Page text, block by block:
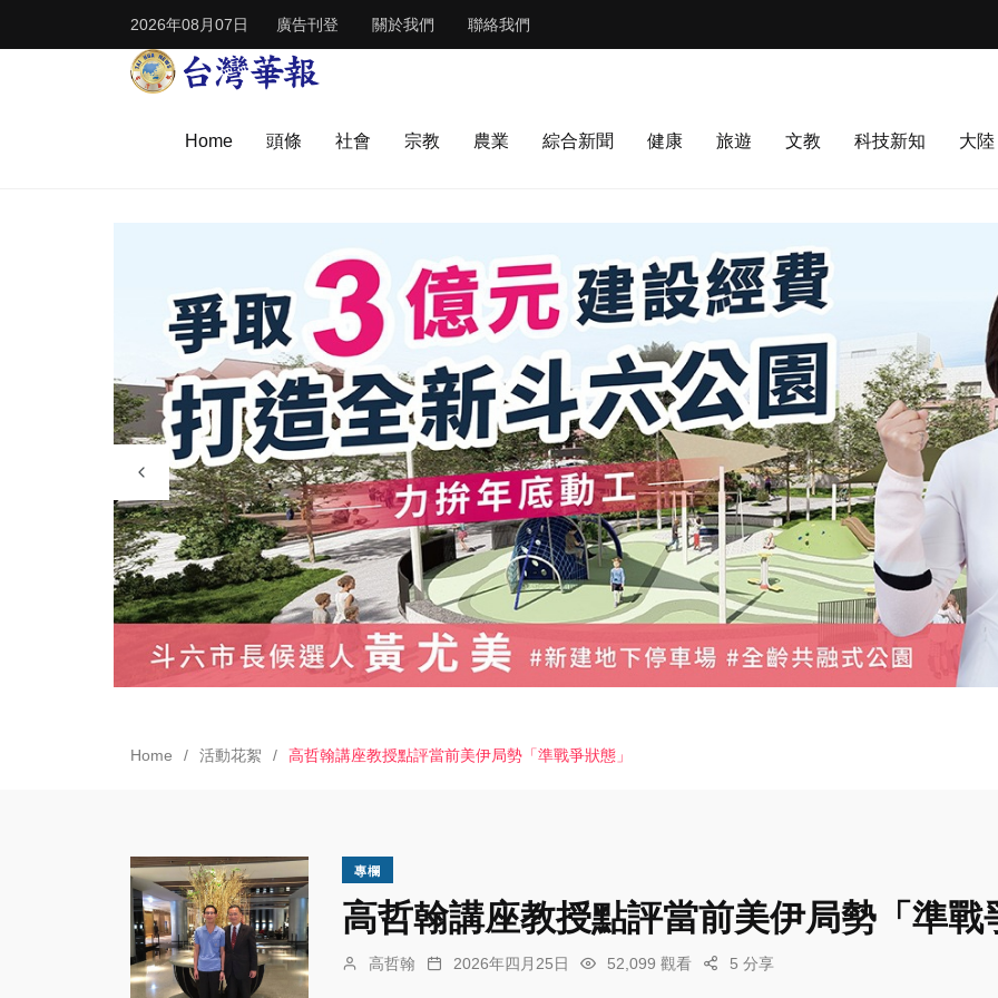
2026年08月07日 廣告刊登 關於我們 聯絡我們
Home 頭條 社會 宗教 農業 綜合新聞 健康 旅遊 文教 科技新知 大陸
Home 活動花絮 高哲翰講座教授點評當前美伊局勢「準戰爭狀態」
專欄
高哲翰講座教授點評當前美伊局勢「準戰
高哲翰 2026年四月25日 52,099 觀看 5 分享